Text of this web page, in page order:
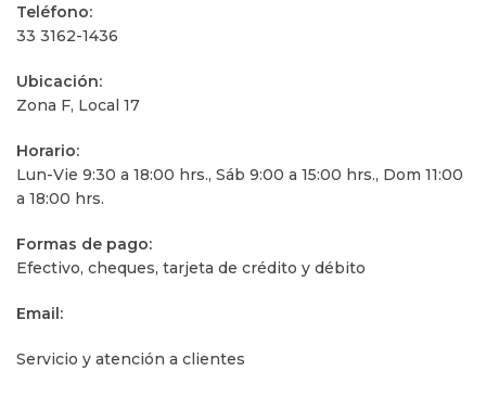
Teléfono:
33 3162-1436
Ubicación:
Zona F, Local 17
Horario:
Lun-Vie 9:30 a 18:00 hrs., Sáb 9:00 a 15:00 hrs., Dom 11:00
a 18:00 hrs.
Formas de pago:
Efectivo, cheques, tarjeta de crédito y débito
Email:
Servicio y atención a clientes